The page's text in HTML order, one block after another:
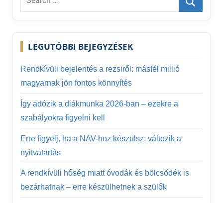
Search
LEGUTÓBBI BEJEGYZÉSEK
Rendkívüli bejelentés a rezsiről: másfél millió
magyarnak jön fontos könnyítés
Így adózik a diákmunka 2026-ban – ezekre a
szabályokra figyelni kell
Erre figyelj, ha a NAV-hoz készülsz: változik a
nyitvatartás
A rendkívüli hőség miatt óvodák és bölcsődék is
bezárhatnak – erre készülhetnek a szülők